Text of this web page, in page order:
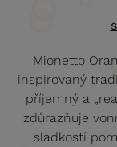
Mionetto
inspirovaný
příjemný a
zdůrazňuje
sladkostí